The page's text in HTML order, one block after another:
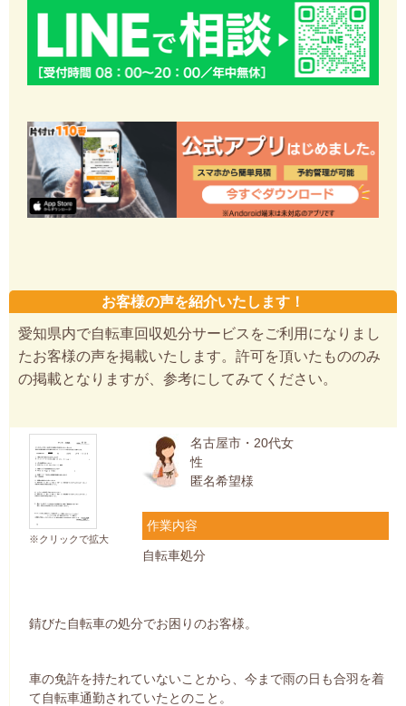
お客様の声を紹介いたします！
愛知県内で自転車回収処分サービスをご利用になりまし
たお客様の声を掲載いたします。許可を頂いたもののみ
の掲載となりますが、参考にしてみてください。
※クリックで拡大
名古屋市・20代女
性
匿名希望様
作業内容
自転車処分
錆びた自転車の処分でお困りのお客様。
車の免許を持たれていないことから、今まで雨の日も合羽を着
て自転車通勤されていたとのこと。